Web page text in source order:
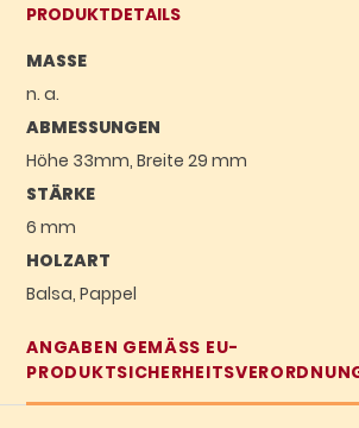
PRODUKTDETAILS
MASSE
n. a.
ABMESSUNGEN
Höhe 33mm, Breite 29 mm
STÄRKE
6 mm
HOLZART
Balsa, Pappel
ANGABEN GEMÄSS EU-P